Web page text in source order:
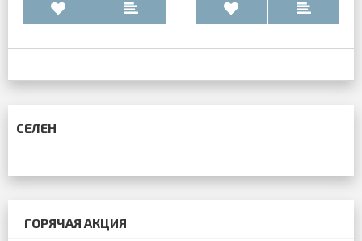
ГОРЯЧАЯ АКЦИЯ
СЕЛЕН